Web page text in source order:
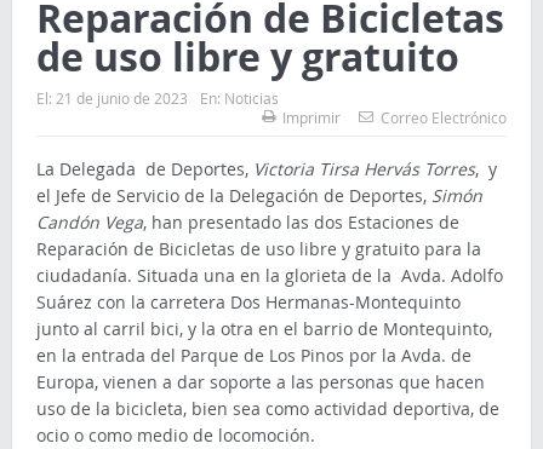
Reparación de Bicicletas
de uso libre y gratuito
El: 21 de junio de 2023 En: Noticias
Imprimir
Correo Electrónico
La Delegada de Deportes, Victoria Tirsa Hervás Torres, y
el Jefe de Servicio de la Delegación de Deportes, Simón
Candón Vega, han presentado las dos Estaciones de
Reparación de Bicicletas de uso libre y gratuito para la
ciudadanía. Situada una en la glorieta de la Avda. Adolfo
Suárez con la carretera Dos Hermanas-Montequinto
junto al carril bici, y la otra en el barrio de Montequinto,
en la entrada del Parque de Los Pinos por la Avda. de
Europa, vienen a dar soporte a las personas que hacen
uso de la bicicleta, bien sea como actividad deportiva, de
ocio o como medio de locomoción.